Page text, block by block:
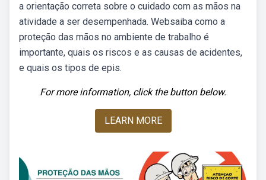
a orientação correta sobre o cuidado com as mãos na
atividade a ser desempenhada. Websaiba como a
proteção das mãos no ambiente de trabalho é
importante, quais os riscos e as causas de acidentes,
e quais os tipos de epis.
For more information, click the button below.
LEARN MORE